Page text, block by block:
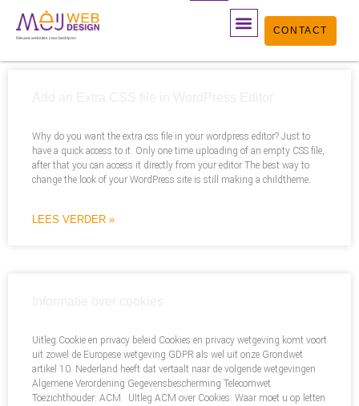
naarNieuwe websites voor bedrijven
CONTACT
Why do you want the extra css file in your wordpress editor? Just to
have a quick access to it. Only one time uploading of an empty CSS file,
after that you can access it directly from your editor The best way to
change the look of your WordPress site is still making a childtheme.
LEES VERDER »
Uitleg Cookie en privacy beleid Cookies en privacy wetgeving komt voort
uit zowel de Europese wetgeving GDPR als wel uit onze Grondwet
artikel 10. Nederland heeft dat vertaalt naar de volgende wetgevingen
Algemene Verordening Gegevensbescherming Telecomwet
Toezichthouder: ACM UItleg ACM over Cookies: Waar moet u op letten